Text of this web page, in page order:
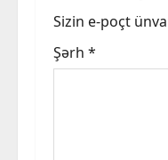
v
i
Sizin e-poçt
Şərh *